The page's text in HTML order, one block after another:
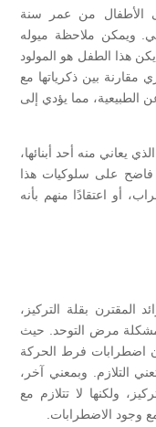
الأطفال من عمر سنة
ويمكن ملاحظة ميوله
هذا الطفل هو المولود
مقارنة بين ذكرياتها مع
الطبيعية، مما يؤدي إلى
يعاني منه أحد أبنائها،
على سلوكيات هذا
أو اعتقادًا منهم بأنه
المقترن بقلة التركيز،
مشكلة مرض التوحد. حيث
اضطرابات فرط الحركة
التلازم. وبمعني آخر،
ولكنها لا تتلازم مع
مع وجود الاضطرابات.